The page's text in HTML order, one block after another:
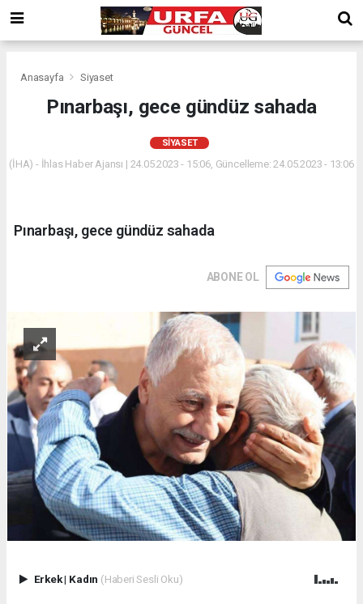
Anasayfa Siyaset
Pınarbaşı, gece gündüz sahada
SIYASET
(İHA) - İhlas Haber Ajansı | 24.05.2023 - 15:06, Güncelleme: 24.05.2023 - 13:06
Pınarbaşı, gece gündüz sahada
ABONE OL
Erkek| Kadın (Haberi Sesli Oku)